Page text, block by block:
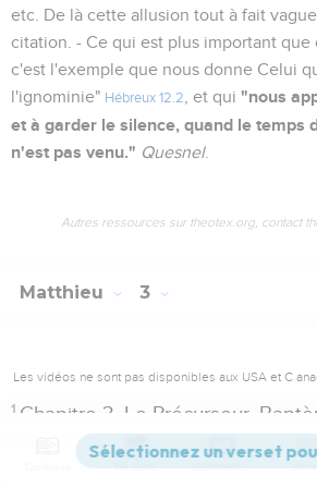
etc. De là cette allusion tout à fait
citation. - Ce qui est plus important que
c'est l'exemple que nous donne Celui
l'ignominie" Hébreux 12.2 , et qui "nous
et à garder le silence, quand le temps
n'est pas venu." Quesnel.
Autres ressources sur theotex.org, contact
Matthieu 3
Les vidéos ne sont pas disponibles aux USA et C
1 Chapitre 3. Le Précurseur.
Jean-Baptiste. Ses discours.
Versions Commentaires